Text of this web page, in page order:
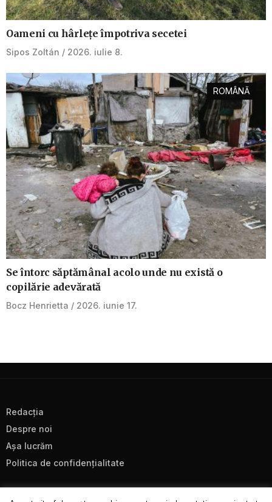
Oameni cu hârlețe împotriva secetei
Sipos Zoltán 2026. iulie 8.
ROMÂNĂ
Se întorc săptămânal acolo unde nu există o
copilărie adevărată
Bocz Henrietta 2026. iunie 17.
Redacţia
Despre noi
Aşa lucrăm
Politica de confidenţialitate